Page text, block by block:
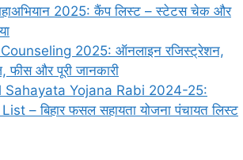
महाअभियान 2025: कैंप लिस्ट – स्टेटस चेक और
2025: ऑनलाइन रजिस्ट्रेशन,
फीस और पूरी जानकारी
Sahayata Yojana Rabi 2024-25:
– बिहार फसल सहायता योजना पंचायत लिस्ट